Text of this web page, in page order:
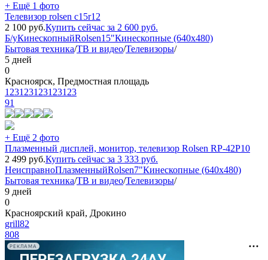
+ Ещё 1 фото
Телевизор rolsen c15r12
2 100 руб.Купить сейчас за 2 600 руб.
Б/уКинескопныйRolsen15"Кинескопные (640x480)
Бытовая техника/ТВ и видео/Телевизоры/
5 дней
0
Красноярск, Предмостная площадь
123123123123123
91
+ Ещё 2 фото
Плазменный дисплей, монитор, телевизор Rolsen RP-42P10
2 499 руб.Купить сейчас за 3 333 руб.
НеисправноПлазменныйRolsen7"Кинескопные (640x480)
Бытовая техника/ТВ и видео/Телевизоры/
9 дней
0
Красноярский край, Дрокино
grill82
808
РЕКЛАМА